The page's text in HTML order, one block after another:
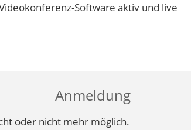
Software aktiv und live
Anmeldung
oder nicht mehr möglich.